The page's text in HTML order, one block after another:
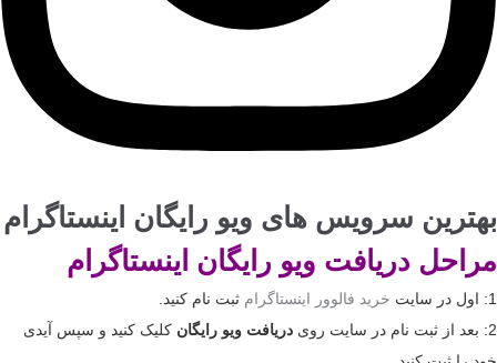
بهترین سرویس های ویو رایگان اینستاگرام
مراحل دریافت ویو رایگان اینستاگرام
1: اول در سایت خرید فالوور اینستاگرام ثبت نام کنید.
2: بعد از ثبت نام در سایت روی
دریافت ویو رایگان کلیک کنید و سپس آیدی